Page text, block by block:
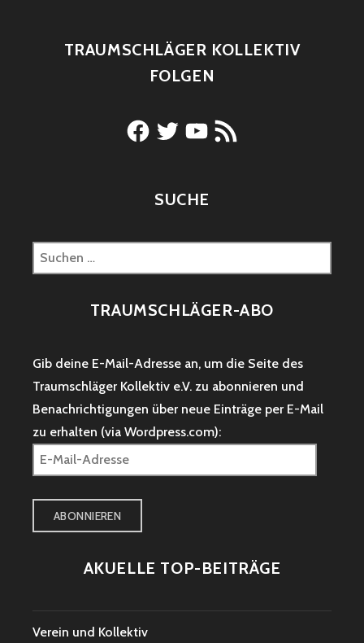
TRAUMSCHLÄGER KOLLEKTIV
FOLGEN
Facebook
TwitterYouTube
RSS-
Feed
SUCHE
Suchen
nach:
TRAUMSCHLÄGER-ABO
Gib deine E-Mail-Adresse an, um die Seite des
Traumschläger Kollektiv e.V. zu abonnieren und
Benachrichtigungen über neue Einträge per E-Mail
zu erhalten (via Wordpress.com):
E-
Mail-
Adresse
ABONNIEREN
AKUELLE TOP-BEITRÄGE
Verein und Kollektiv